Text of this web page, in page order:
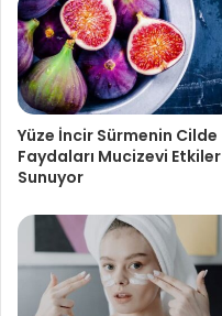
Yüze İncir Sürmenin Cilde
Faydaları Mucizevi Etkiler
Sunuyor